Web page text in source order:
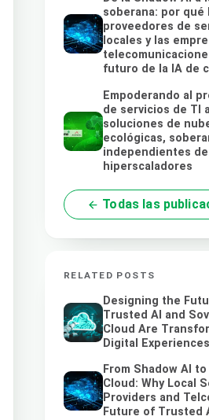
soberana: por qué
proveedores de
locales y las
futuro de la IA de
Empoderando al
de servicios de TI
soluciones de
ecológicas,
independientes
hiperscaladores
Todas las
RELATED POSTS
Designing the
Trusted AI and
Cloud Are
Digital Experiences
From Shadow AI
Cloud: Why Local
Providers and
Future of Trusted